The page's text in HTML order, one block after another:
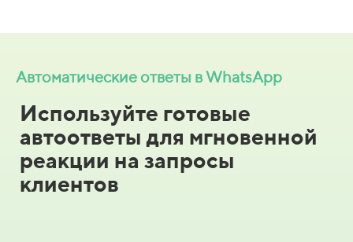
Автоматические ответы в WhatsApp
Используйте готовые
автоответы для мгновенной
реакции на запросы
клиентов